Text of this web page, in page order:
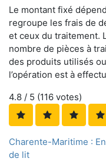
Le montant fixé
regroupe les frais de
et ceux du traitement.
nombre de pièces à
des produits utilisés
l’opération est à
4.8 / 5 (116 votes)
Charente-Maritime :
de lit